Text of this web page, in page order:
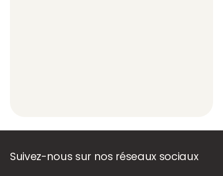
Suivez-nous sur nos réseaux sociaux